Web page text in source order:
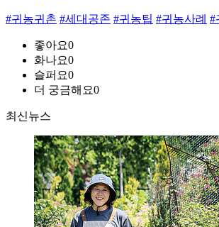
#귀농귀촌 #세대공존 #귀농팁 #귀농사례 #
좋아요0
화나요0
슬퍼요0
더 궁금해요0
최신뉴스